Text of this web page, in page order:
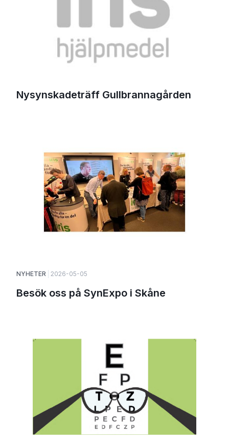
Nysynskadeträff Gullbrannagården
NYHETER 2026-05-05
Besök oss på SynExpo i Skåne